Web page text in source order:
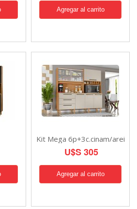
Kit Mega 6p+3c.cinam/arei
U$S 305